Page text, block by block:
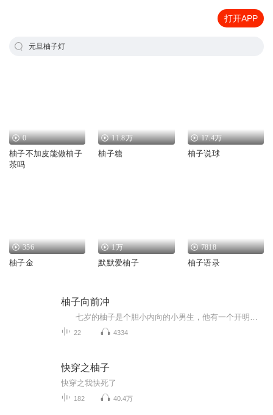
打开APP
元旦柚子灯
0
柚子不加皮能做柚子
茶吗
11.8万
柚子糖
17.4万
柚子说球
356
柚子金
1万
默默爱柚子
7818
柚子语录
柚子向前冲
22 4334
快穿之柚子
快穿之我快死了
182 40.4万